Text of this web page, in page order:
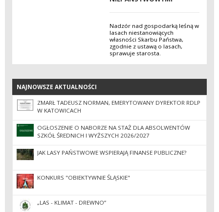
Nadzór nad gospodarką leśną w
lasach niestanowiących
własności Skarbu Państwa,
zgodnie z ustawą o lasach,
sprawuje starosta.
NAJNOWSZE AKTUALNOŚCI
NAJNOWSZE AKTUALNOŚCI
ZMARŁ TADEUSZ NORMAN, EMERYTOWANY DYREKTOR RDLP
W KATOWICACH
OGŁOSZENIE O NABORZE NA STAŻ DLA ABSOLWENTÓW
SZKÓŁ ŚREDNICH I WYŻSZYCH 2026/2027
JAK LASY PAŃSTWOWE WSPIERAJĄ FINANSE PUBLICZNE?
KONKURS "OBIEKTYWNIE ŚLĄSKIE"
„LAS - KLIMAT - DREWNO”